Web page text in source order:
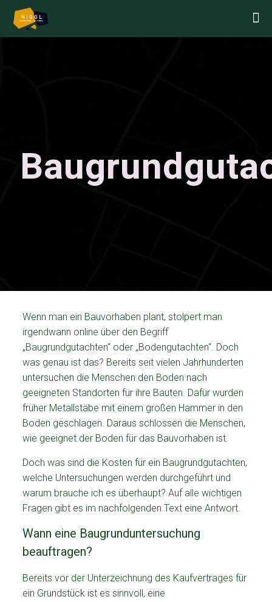
Wenn man ein Bauvorhaben plant, stolpert man
irgendwann online über den Begriff
„Baugrundgutachten“ oder „Bodengutachten“. Doch
was genau ist das? Bereits seit vielen Jahrhunderten
untersuchen die Menschen den Boden nach
geeigneten Standorten für ihre Bauten. Dafür wurden
früher Metallstäbe mit einem großen Hammer in den
Boden geschlagen. Daraus schlossen die Menschen,
wie geeignet der Boden für das Bauvorhaben ist.
Doch was sind die Kosten für ein Baugrundgutachten,
welche Untersuchungen werden durchgeführt und
warum brauche ich es überhaupt? Auf alle wichtigen
Fragen gibt es im nachfolgenden Text eine Antwort.
Wann eine Baugrunduntersuchung
beauftragen?
Bereits vor der Unterzeichnung des Kaufvertrages für
ein Grundstück ist es sinnvoll, eine